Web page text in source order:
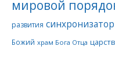
мировой
развития синхронизатор
Божий храм Бога Отца